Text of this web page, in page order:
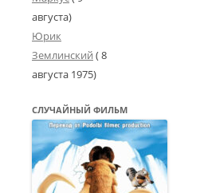
августа)
Юрик
Землинский (8
августа 1975)
СЛУЧАЙНЫЙ ФИЛЬМ